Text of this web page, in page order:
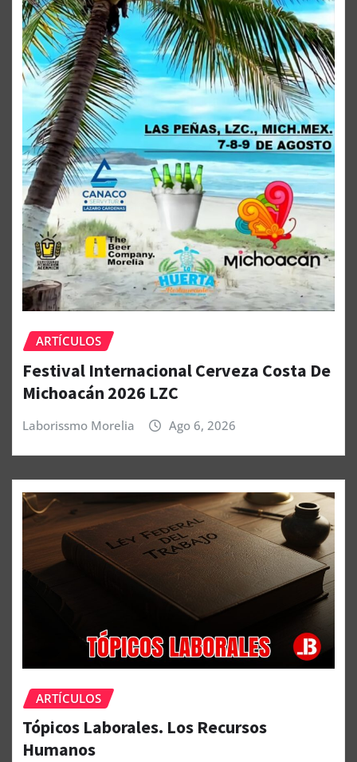
ARTÍCULOS
Festival Internacional Cerveza Costa De
Michoacán 2026 LZC
Laborissmo Morelia Ago 6, 2026
ARTÍCULOS
Tópicos Laborales. Los Recursos
Humanos